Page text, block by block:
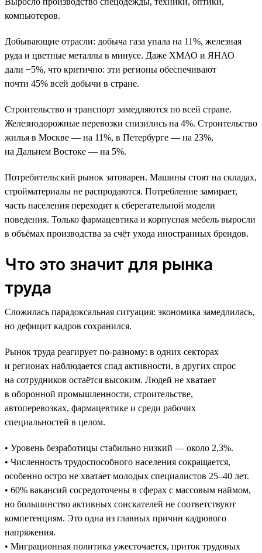
компьютеров.
Добывающие отрасли: добыча газа упала на 11%, железная
руда и цветные металлы в минусе. Даже ХМАО и ЯНАО
дали −5%, что критично: эти регионы обеспечивают
почти 45% всей добычи в стране.
Строительство и транспорт замедляются по всей стране.
Железнодорожные перевозки снизились на 4%. Строительство
жилья в Москве — на 11%, в Петербурге — на 23%,
на Дальнем Востоке — на 5%.
Потребительский рынок затоварен. Машины стоят на складах,
стройматериалы не распродаются. Потребление замирает,
часть населения переходит к сберегательной модели
поведения. Только фармацевтика и корпусная мебель выросли
в объёмах производства за счёт ухода иностранных брендов.
Что это значит для рынка
труда
Сложилась парадоксальная ситуация: экономика замедлилась,
но дефицит кадров сохранился.
Рынок труда реагирует по-разному: в одних секторах
и регионах наблюдается спад активности, в других спрос
на сотрудников остаётся высоким. Людей не хватает
в оборонной промышленности, строительстве,
автоперевозках, фармацевтике и среди рабочих
специальностей в целом.
• Уровень безработицы стабильно низкий — около 2,3%.
• Численность трудоспособного населения сокращается,
особенно остро не хватает молодых специалистов 25–40 лет.
• 60% вакансий сосредоточены в сферах с массовым наймом,
но большинство активных соискателей не соответствуют
компетенциям. Это одна из главных причин кадрового
напряжения.
• Миграционная политика ужесточается, приток трудовых